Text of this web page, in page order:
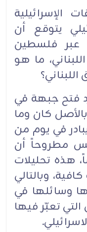
يتوقع أن
عبر فلسطين
ما هو
فتح جبهة في
كان وما
في يوم من
مطروحاً أن
هذه تحليلات
وبالتالي
وسائلها في
التي تعبّر فيها